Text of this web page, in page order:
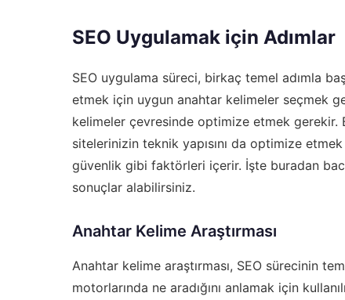
SEO Uygulamak için Adımlar
SEO uygulama süreci, birkaç temel adımla
etmek için uygun anahtar kelimeler seçmek
kelimeler çevresinde optimize etmek
sitelerinizin teknik yapısını da optimize
güvenlik gibi faktörleri içerir. İşte buradan
sonuçlar alabilirsiniz.
Anahtar Kelime Araştırması
Anahtar kelime araştırması, SEO sürecinin
motorlarında ne aradığını anlamak için